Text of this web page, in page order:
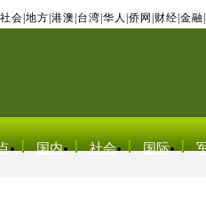
社会 地方 港澳 台湾 华人 侨网 财经 金融
国内 社会 国际